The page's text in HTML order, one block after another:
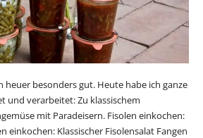
heuer besonders gut. Heute habe ich ganze
und verarbeitet: Zu klassischem
mit Paradeisern. Fisolen einkochen:
einkochen: Klassischer Fisolensalat Fangen